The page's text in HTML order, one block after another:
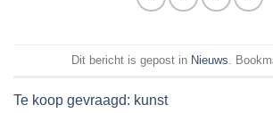
Dit bericht is gepost in Nieuws .
Te koop gevraagd: kunst